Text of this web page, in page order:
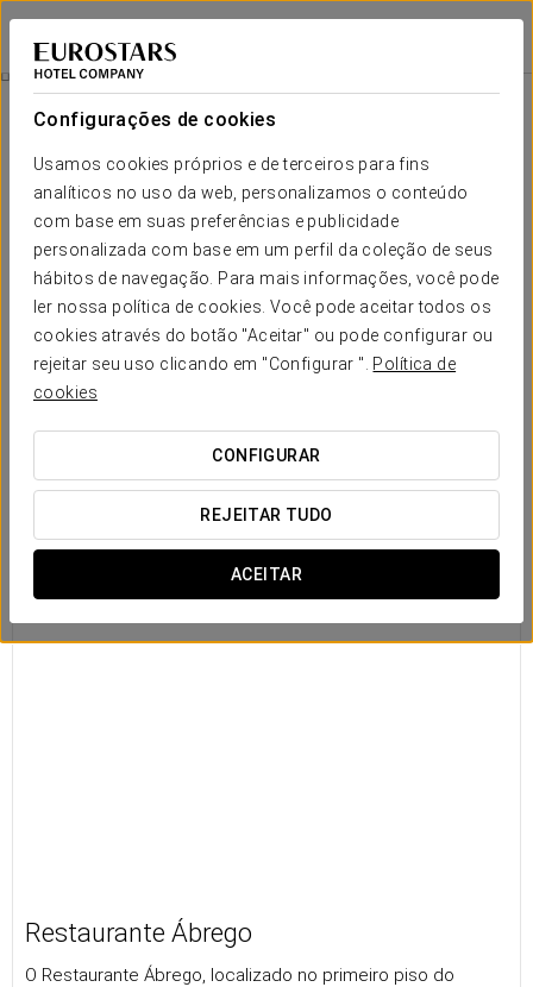
Configurações de cookies
Usamos cookies próprios e de terceiros para fins
analíticos no uso da web, personalizamos o conteúdo
com base em suas preferências e publicidade
personalizada com base em um perfil da coleção de seus
hábitos de navegação. Para mais informações, você pode
ler nossa política de cookies. Você pode aceitar todos os
cookies através do botão "Aceitar" ou pode configurar ou
rejeitar seu uso clicando em "Configurar ". Política de
cookies
CONFIGURAR
REJEITAR TUDO
ACEITAR
Eurostars Atlántico
A CORUÑA
Restauração
Restaurante Ábrego
O Restaurante Ábrego, localizado no primeiro piso do